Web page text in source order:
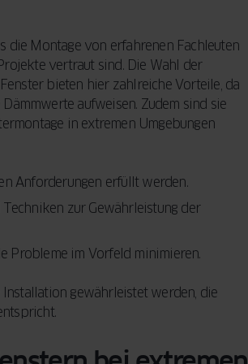
die Montage von erfahrenen Fachleuten
vertraut sind. Die Wahl der
bieten hier zahlreiche Vorteile, da
aufweisen. Zudem sind sie
in extremen Umgebungen
Anforderungen erfüllt werden.
zur Gewährleistung der
Probleme im Vorfeld minimieren.
gewährleistet werden, die